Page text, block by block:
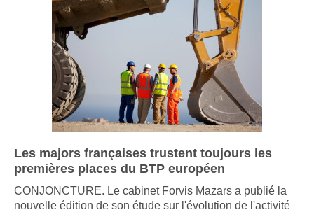
Les majors françaises trustent toujours les
premières places du BTP européen
CONJONCTURE. Le cabinet Forvis Mazars a publié la
nouvelle édition de son étude sur l'évolution de l'activité